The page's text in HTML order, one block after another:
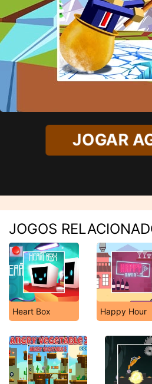
JOGAR
JOGOS
Heart Box Happy Hour